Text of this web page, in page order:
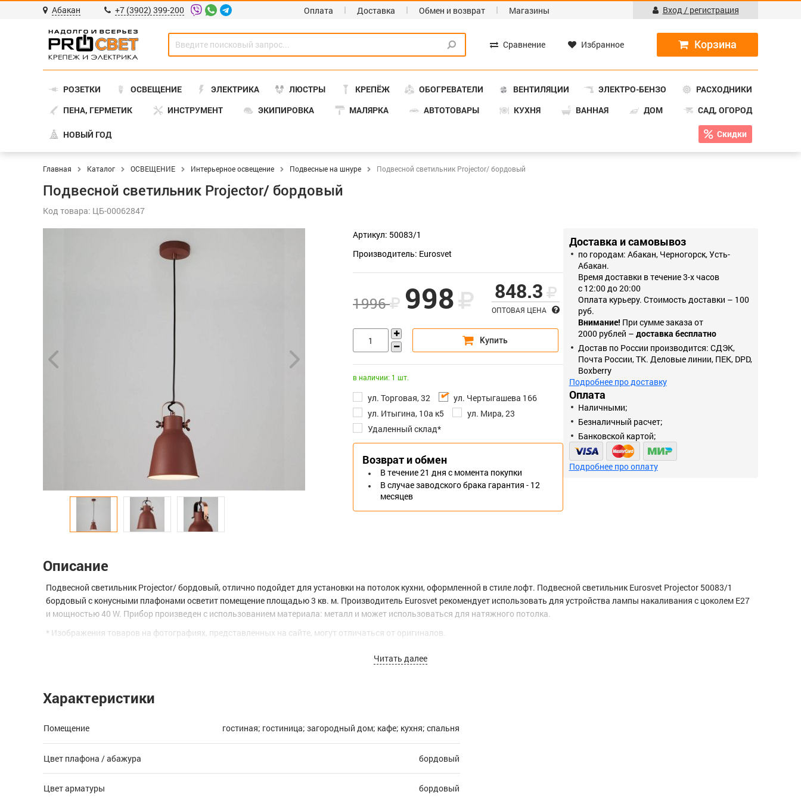
Абакан +7 (3902) 399-200 Оплата Доставка Обмен и возврат Магазины Вход / регистрация
Сравнение Избранное
РОЗЕТКИ ОСВЕЩЕНИЕ ЭЛЕКТРИКА ЛЮСТРЫ КРЕПЁЖ ОБОГРЕВАТЕЛИ ВЕНТИЛЯЦИИ ЭЛЕКТРО-БЕНЗО
РАСХОДНИКИ
ПЕНА, ГЕРМЕТИК
ИНСТРУМЕНТ ЭКИПИРОВКА МАЛЯРКА АВТОТОВАРЫ КУХНЯ ВАННАЯ ДОМ САД, ОГОРОД
НОВЫЙ ГОД Скидки
Главная Каталог ОСВЕЩЕНИЕ Интерьерное освещение Подвесные на шнуре Подвесной светильник Projector/ бордовый
Подвесной светильник Projector/ бордовый
Код товара: ЦБ-00062847
Артикул: 50083/1
Производитель: Eurosvet
1996 998 848.3
ОПТОВАЯ ЦЕНА
в наличии: 1 шт.
ул. Торговая, 32
ул. Чертыгашева 166
ул. Итыгина, 10а к5
ул. Мира, 23
Удаленный склад*
Возврат и обмен
В течение 21 дня с момента покупки
В случае заводского брака гарантия - 12
месяцев
Доставка и самовывоз
по городам: Абакан, Черногорск, Усть-
Абакан.
Время доставки в течение 3-х часов
с 12:00 до 20:00
Оплата курьеру. Стоимость доставки – 100
руб.
Внимание! При сумме заказа от
2000 рублей – доставка бесплатно
Достав по России производится: СДЭК,
Почта России, ТК. Деловые линии, ПЕК, DPD,
Boxberry
Подробнее про доставку
Оплата
Наличными;
Безналичный расчет;
Банковской картой;
Подробнее про оплату
Описание
Подвесной светильник Projector/ бордовый, отлично подойдет для установки на потолок кухни, оформленной в стиле лофт. Подвесной светильник Eurosvet Projector 50083/1
бордовый с конусными плафонами осветит помещение площадью 3 кв. м. Производитель Eurosvet рекомендует использовать для устройства лампы накаливания с цоколем E27
и мощностью 40 W. Прибор произведен с использованием материала: металл и может использоваться для натяжного потолка.
* Изображения товаров на фотографиях, представленных на сайте, могут отличаться от оригиналов.
Читать далее
Характеристики
Помещение гостиная; гостиница; загородный дом; кафе; кухня; спальня
Цвет плафона / абажура бордовый
Цвет арматуры бордовый